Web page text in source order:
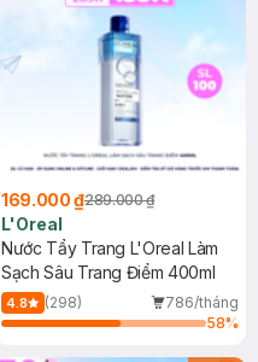
169.000 ₫289.000 ₫
L'Oreal
Nước Tẩy Trang L'Oreal Làm
Sạch Sâu Trang Điểm 400ml
4.8 (298)
786/tháng
58%